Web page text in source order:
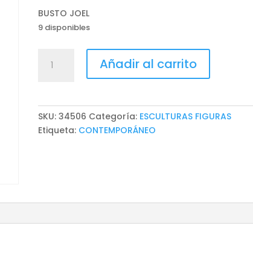
BUSTO JOEL
9 disponibles
JOEL
Añadir al carrito
SKU:34506 Categoría: ESCULTURAS FIGURAS
Etiqueta: CONTEMPORÁNEO